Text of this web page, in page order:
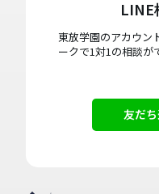
LINE
東放学園のアカウン
ークで1対1の相談が
友だ